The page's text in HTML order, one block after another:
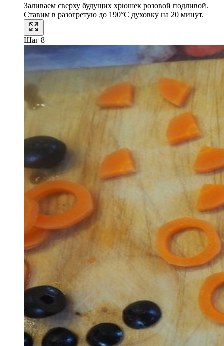
Заливаем сверху будущих хрюшек розовой подливой.
Ставим в разогретую до 190°C духовку на 20 минут.
Шаг 8